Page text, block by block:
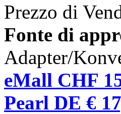
Prezzo di
Fonte di
Adapter/
eMall CHF
Pearl DE €